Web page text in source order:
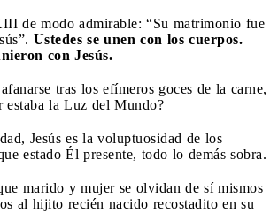
de modo admirable: “Su matrimonio fue
Ustedes se unen con los cuerpos.
con Jesús.
tras los efímeros goces de la carne,
estaba la Luz del Mundo?
Jesús es la voluptuosidad de los
estado Él presente, todo lo demás sobra.
marido y mujer se olvidan de sí mismos
al hijito recién nacido recostadito en su